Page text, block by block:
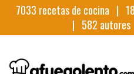
7033 recetas de cocina |
| 582